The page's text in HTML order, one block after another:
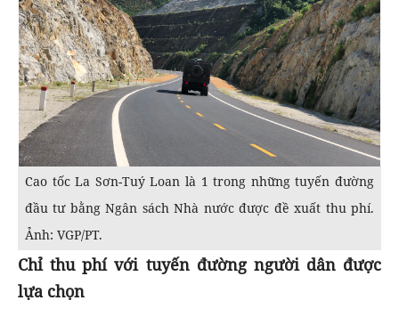
Cao tốc La Sơn-Tuý Loan là 1 trong những tuyến đường
đầu tư bằng Ngân sách Nhà nước được đề xuất thu phí.
Ảnh: VGP/PT.
Chỉ thu phí với tuyến đường người dân được
lựa chọn